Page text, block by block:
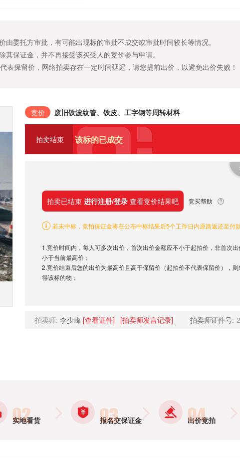
由委托方审批，有可能出现标的审批不成交或审批时间较长等情况。
保证金，并不再接受该买受人的竞价参与申请。
表保留价，网络拍卖存在一定时间延迟，请您提前出价，以避免出价失败！
竞价 废旧铁波纹管、铁皮、工字钢等周转材料
拍卖结束 该标的已成交
拍卖已结束 进行注册/登录 查看竞价结果吧 竞买帮助
若未中标，竞拍保证金将在公布中标结果后5个工作日内原路返还至付款
1.竞价时间内，每人可多次出价，首次出价金额应不小于起拍价，非首次
小于当前最高价；
2.竞价结束后您的出价为最高价且高于保留价（起拍价不代表保留价），
得该标的物；
拍卖师: 李少峰 [查看证件] [拍卖师发言记录] 拍卖师证件号:
实地看货 报名交保证金 出价竞拍